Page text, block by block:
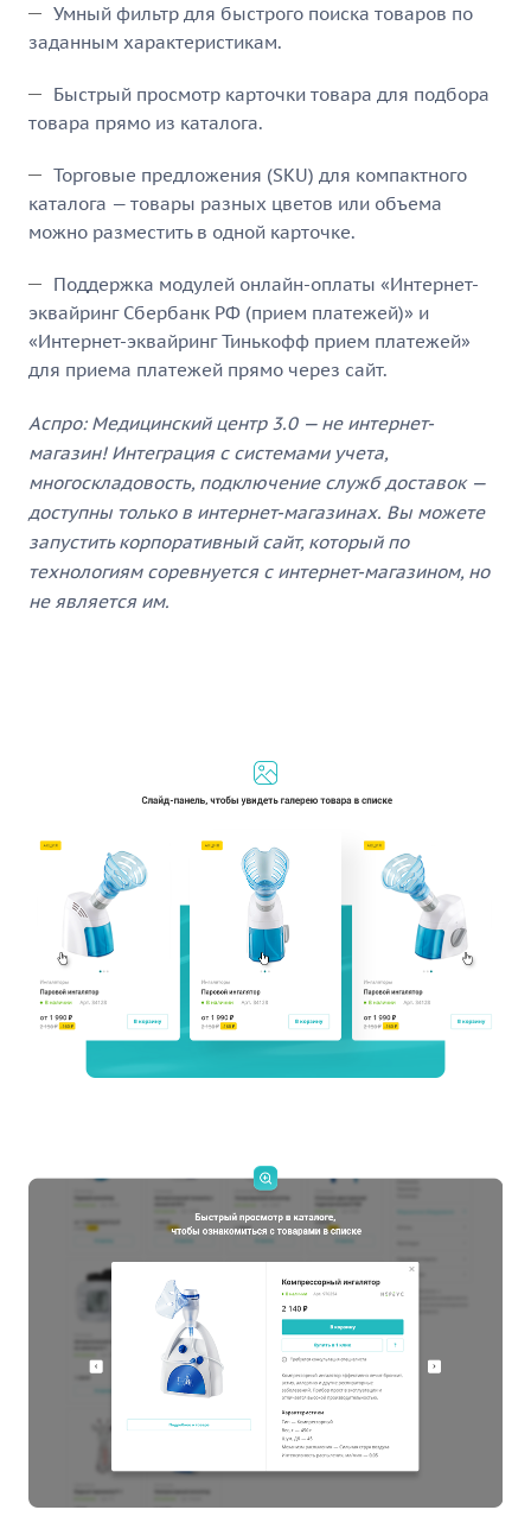
Умный фильтр для быстрого поиска товаров по
заданным характеристикам.
Быстрый просмотр карточки товара для подбора
товара прямо из каталога.
Торговые предложения (SKU) для компактного
каталога — товары разных цветов или объема
можно разместить в одной карточке.
Поддержка модулей онлайн-оплаты «Интернет-
эквайринг Сбербанк РФ (прием платежей)» и
«Интернет-эквайринг Тинькофф прием платежей»
для приема платежей прямо через сайт.
Аспро: Медицинский центр 3.0 — не интернет-
магазин! Интеграция с системами учета,
многоскладовость, подключение служб доставок —
доступны только в интернет-магазинах. Вы можете
запустить корпоративный сайт, который по
технологиям соревнуется с интернет-магазином, но
не является им.